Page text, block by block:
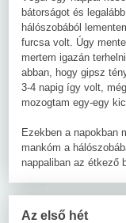
bátorságot és
hálószobából
furcsa volt. Úgy
mertem igazán
abban, hogy gipsz
3-4 napig így volt,
mozogtam egy-egy
Ezekben a napokban
mankóm a
nappaliban az étkező
Az első hét